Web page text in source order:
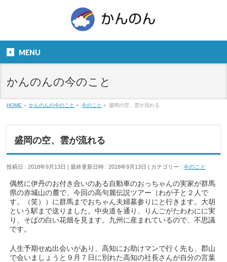
９：００～１８：００
MENU
かんのんの今のこと
HOME » かんのんの今のこと » 今のこと » 盛岡の空、雲が流れる
盛岡の空、雲が流れる
投稿日 : 2018年9月13日 最終更新日時 : 2018年9月13日 カテゴリー :今のこと
偶然に伊丹のお付き合いのある自動車のおっちゃんの実家が群馬
県の赤城山の麓で、今回の高句麗伝説ツアー（わが子と２人で
す。（笑））に群馬までおちゃん夫婦墓参りにと行きます。大胡
という駅まで送りました。中央道を通り、りんごがたわわにに実
り、そばの白い花畑を見ます。九州に産まれているので、不思議
です。
人生予期せぬ出会いがあり、高知にお助けマンで行く先も、郡山
で会いましょうと９月７日に別れた高知の社長さんが自分の言葉